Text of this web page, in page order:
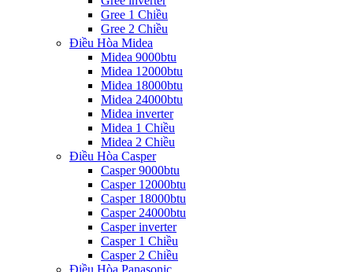
Gree 1 Chiều
Gree 2 Chiều
Điều Hòa Midea
Midea 9000btu
Midea 12000btu
Midea 18000btu
Midea 24000btu
Midea inverter
Midea 1 Chiều
Midea 2 Chiều
Điều Hòa Casper
Casper 9000btu
Casper 12000btu
Casper 18000btu
Casper 24000btu
Casper inverter
Casper 1 Chiều
Casper 2 Chiều